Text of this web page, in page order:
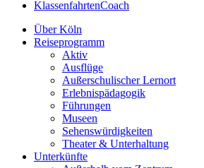
KlassenfahrtenCoach
Über Köln
Reiseprogramm
Aktiv
Ausflüge
Außerschulischer Lernort
Erlebnispädagogik
Führungen
Museen
Sehenswürdigkeiten
Theater & Unterhaltung
Unterkünfte